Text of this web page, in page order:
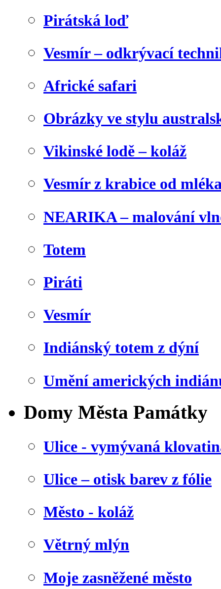
Pirátská loď
Vesmír – odkrývací
Africké safari
Obrázky ve stylu
Vikinské lodě – koláž
Vesmír z krabice od
NEARIKA – malování
Totem
Piráti
Vesmír
Indiánský totem z dýní
Umění amerických
Domy Města Památky
Ulice - vymývaná
Ulice – otisk barev z fólie
Město - koláž
Větrný mlýn
Moje zasněžené město